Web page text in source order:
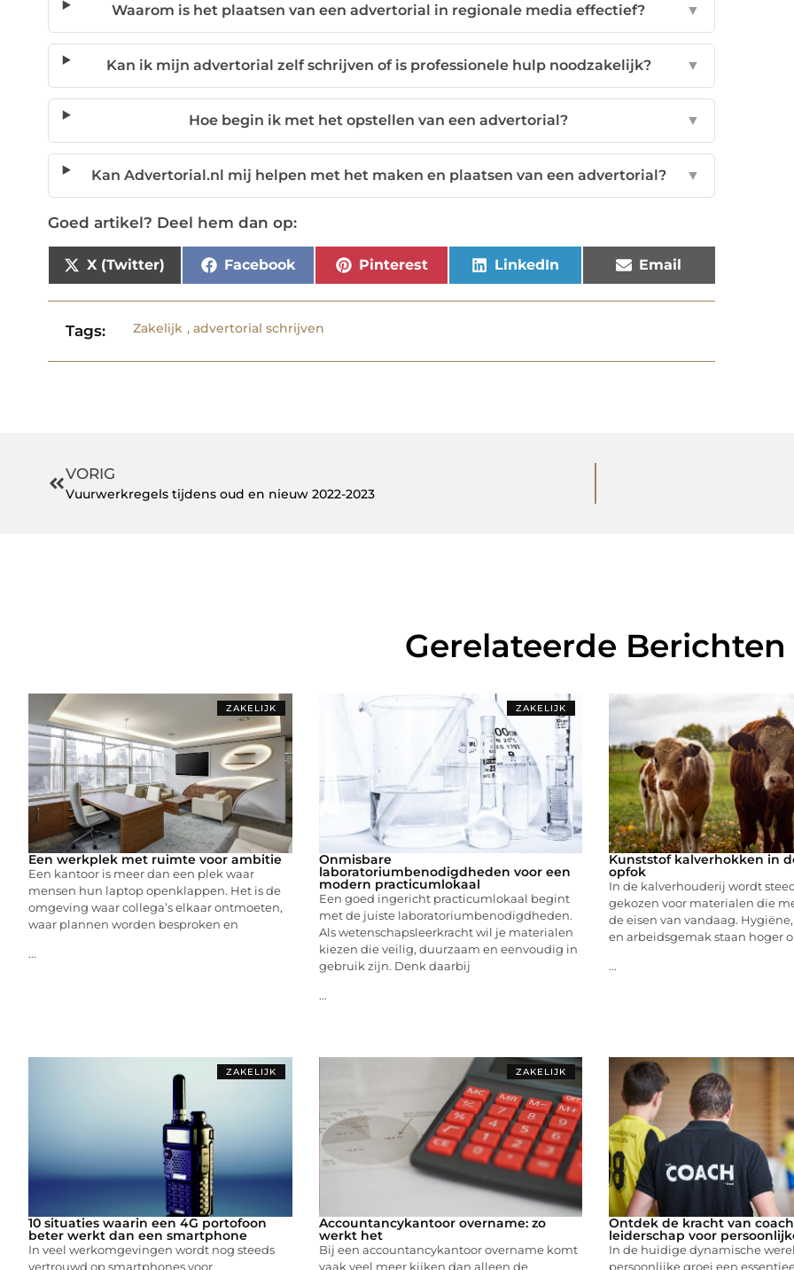
Waarom is het plaatsen van een advertorial in regionale media effectief? ▼
Kan ik mijn advertorial zelf schrijven of is professionele hulp noodzakelijk? ▼
Hoe begin ik met het opstellen van een advertorial? ▼
Kan Advertorial.nl mij helpen met het maken en plaatsen van een advertorial? ▼
Goed artikel? Deel hem dan op:
X (Twitter) Facebook Pinterest LinkedIn Email
Tags: Zakelijk ,advertorial schrijven
VORIG
Vuurwerkregels tijdens oud en nieuw 2022-2023
Gerelateerde Berichten
ZAKELIJK
Een werkplek met ruimte voor ambitie
Een kantoor is meer dan een plek waar
mensen hun laptop openklappen. Het is de
omgeving waar collega’s elkaar ontmoeten,
waar plannen worden besproken en
...
ZAKELIJK
Onmisbare
laboratoriumbenodigdheden voor een
modern practicumlokaal
Een goed ingericht practicumlokaal begint
met de juiste laboratoriumbenodigdheden.
Als wetenschapsleerkracht wil je materialen
kiezen die veilig, duurzaam en eenvoudig in
gebruik zijn. Denk daarbij
...
Kunststof kalverhokken in
opfok
In de kalverhouderij wordt
gekozen voor materialen die
de eisen van vandaag.
en arbeidsgemak staan hoger
...
ZAKELIJK
10 situaties waarin een 4G portofoon
beter werkt dan een smartphone
In veel werkomgevingen wordt nog steeds
vertrouwd op smartphones voor
ZAKELIJK
Accountancykantoor overname: zo
werkt het
Bij een accountancykantoor overname komt
vaak veel meer kijken dan alleen de
Ontdek de kracht van
leiderschap voor
In de huidige dynamische
persoonlijke groei een